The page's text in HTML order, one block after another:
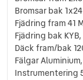
Bromsar bak
Fjädring fram 41
Fjädring bak
Däck fram/bak
Fälgar
Instrumentering